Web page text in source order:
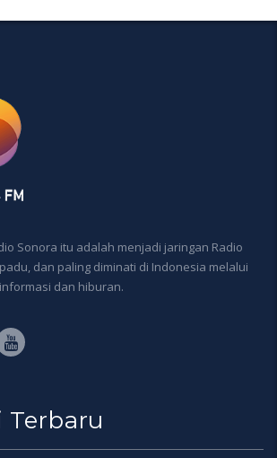
Sonora itu adalah menjadi jaringan Radio
dan paling diminati di Indonesia melalui
dan hiburan.
Terbaru